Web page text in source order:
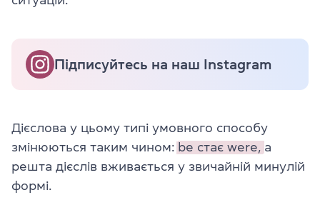
Підписуйтесь на наш Instagram
Дієслова у цьому типі умовного способу
змінюються таким чином: be стає were,
а
решта дієслів вживається у звичайній минулій
формі.